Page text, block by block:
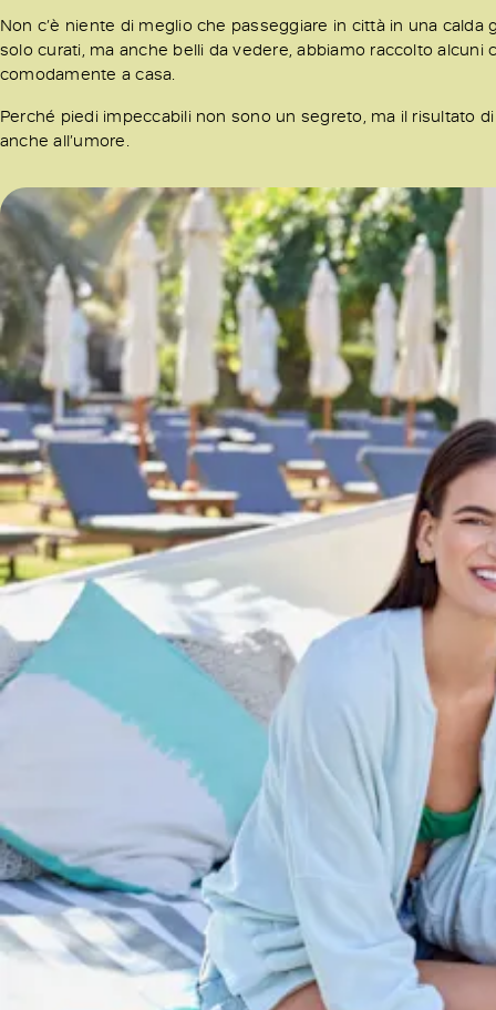
Non c’è niente di meglio che passeggiare in città in una
solo curati, ma anche belli da vedere, abbiamo raccolto
comodamente a casa.
Perché piedi impeccabili non sono un segreto, ma il risultato
anche all’umore.